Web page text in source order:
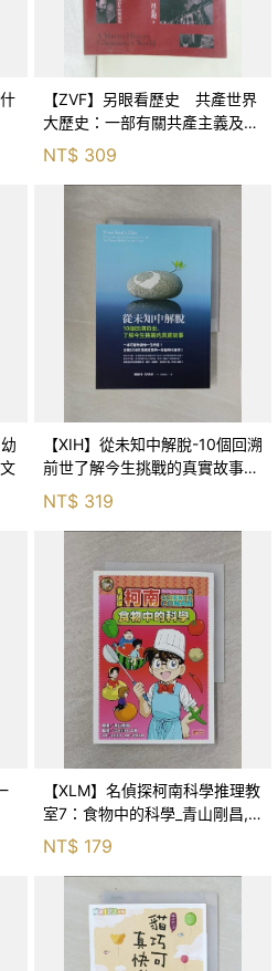
【ZVF】另眼看歷史 共產世界
大歷史：一部有關共產主義及共
產黨兩百年的興衰史_呂正理
NT$ 309
【XIH】從未知中解脫-10個回溯
前世了解今生挑戰的真實故事_
羅伯特．舒
NT$ 319
【XLM】名偵探柯南科學推理教
室7：食物中的科學_青山剛昌,
NT$ 179